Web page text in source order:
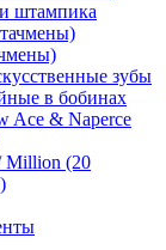
штампика
зубы
в бобинах
Ace & Naperce
Million (20